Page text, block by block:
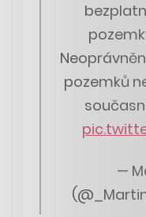
pozemků
—